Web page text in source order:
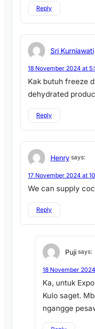
Reply
Sri Kurniawati
18 November 2024 at
Kak butuh freeze
dehydrated
Reply
Henry says:
17 November 2024 at
We can supply
Reply
Puji says:
18 November
Ka, untuk
Kulo saget.
ngangge